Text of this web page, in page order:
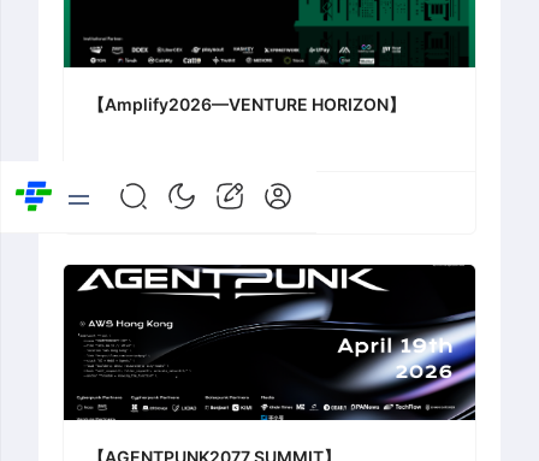
【Amplify2026—VENTURE HORIZON】
2026-04-20 14:00
【AGENTPUNK2077 SUMMIT】